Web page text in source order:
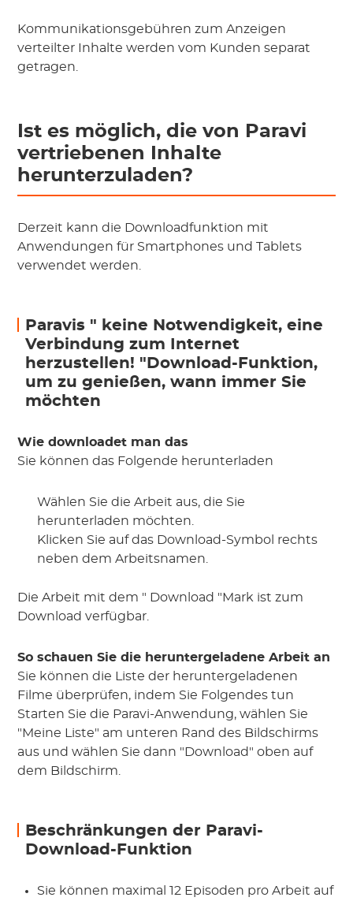
Kommunikationsgebühren zum Anzeigen
verteilter Inhalte werden vom Kunden separat
getragen.
Ist es möglich, die von Paravi
vertriebenen Inhalte
herunterzuladen?
Derzeit kann die Downloadfunktion mit
Anwendungen für Smartphones und Tablets
verwendet werden.
Paravis " keine Notwendigkeit, eine
Verbindung zum Internet
herzustellen! "Download-Funktion,
um zu genießen, wann immer Sie
möchten
Wie downloadet man das
Sie können das Folgende herunterladen
Wählen Sie die Arbeit aus, die Sie
herunterladen möchten.
Klicken Sie auf das Download-Symbol rechts
neben dem Arbeitsnamen.
Die Arbeit mit dem " Download "Mark ist zum
Download verfügbar.
So schauen Sie die heruntergeladene Arbeit an
Sie können die Liste der heruntergeladenen
Filme überprüfen, indem Sie Folgendes tun
Starten Sie die Paravi-Anwendung, wählen Sie
"Meine Liste" am unteren Rand des Bildschirms
aus und wählen Sie dann "Download" oben auf
dem Bildschirm.
Beschränkungen der Paravi-
Download-Funktion
Sie können maximal 12 Episoden pro Arbeit auf